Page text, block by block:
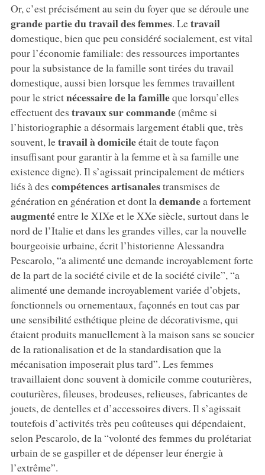
Or, c’est précisément au sein du foyer que se déroule une
grande partie du travail des femmes. Letravail
domestique, bien que peu considéré socialement, est vital
pour l’économie familiale: des ressources importantes
pour la subsistance de la famille sont tirées du travail
domestique, aussi bien lorsque les femmes travaillent
pour le strictnécessaire de la familleque lorsqu’elles
effectuent des travaux sur commande(même si
l’historiographie a désormais largement établi que, très
souvent, letravail à domicileétait de toute façon
insuffisant pour garantir à la femme et à sa famille une
existence digne). Il s’agissait principalement de métiers
liés à des compétences artisanalestransmises de
génération en génération et dont la demandea fortement
augmentéentre le XIXe et le XXe siècle, surtout dans le
nord de l’Italie et dans les grandes villes, car la nouvelle
bourgeoisie urbaine, écrit l’historienne Alessandra
Pescarolo, “a alimenté une demande incroyablement forte
de la part de la société civile et de la société civile”, “a
alimenté une demande incroyablement variée d’objets,
fonctionnels ou ornementaux, façonnés en tout cas par
une sensibilité esthétique pleine de décorativisme, qui
étaient produits manuellement à la maison sans se soucier
de la rationalisation et de la standardisation que la
mécanisation imposerait plus tard”. Les femmes
travaillaient donc souvent à domicile comme couturières,
couturières, fileuses, brodeuses, relieuses, fabricantes de
jouets, de dentelles et d’accessoires divers. Il s’agissait
toutefois d’activités très peu coûteuses qui dépendaient,
selon Pescarolo, de la “volonté des femmes du prolétariat
urbain de se gaspiller et de dépenser leur énergie à
l’extrême”.